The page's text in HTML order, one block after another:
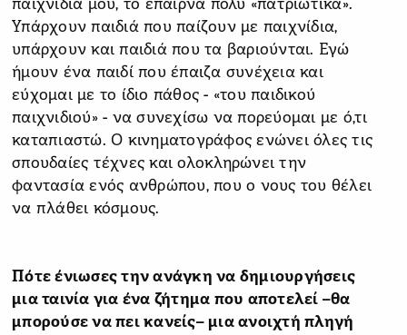
παιχνίδια μου, το έπαιρνα πολύ «πατριωτικά».
Υπάρχουν παιδιά που παίζουν με παιχνίδια,
υπάρχουν και παιδιά που τα βαριούνται. Εγώ
ήμουν ένα παιδί που έπαιζα συνέχεια και
εύχομαι με το ίδιο πάθος - «του παιδικού
παιχνιδιού» - να συνεχίσω να πορεύομαι με ό,τι
καταπιαστώ. Ο κινηματογράφος ενώνει όλες τις
σπουδαίες τέχνες και ολοκληρώνει την
φαντασία ενός ανθρώπου, που ο νους του θέλει
να πλάθει κόσμους.
Πότε ένιωσες την ανάγκη να δημιουργήσεις
μια ταινία για ένα ζήτημα που αποτελεί –θα
μπορούσε να πει κανείς– μια ανοιχτή πληγή